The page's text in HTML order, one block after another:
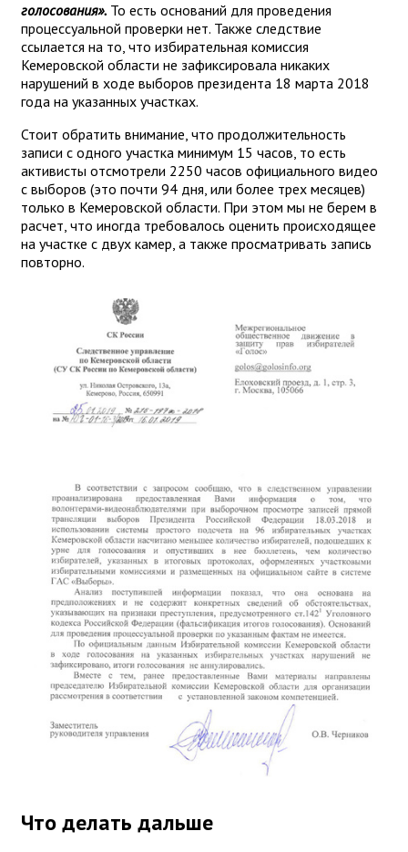
голосования». То есть оснований для проведения
процессуальной проверки нет. Также следствие
ссылается на то, что избирательная комиссия
Кемеровской области не зафиксировала никаких
нарушений в ходе выборов президента 18 марта 2018
года на указанных участках.
Стоит обратить внимание, что продолжительность
записи с одного участка минимум 15 часов, то есть
активисты отсмотрели 2250 часов официального видео
с выборов (это почти 94 дня, или более трех месяцев)
только в Кемеровской области. При этом мы не берем в
расчет, что иногда требовалось оценить происходящее
на участке с двух камер, а также просматривать запись
повторно.
Что делать дальше